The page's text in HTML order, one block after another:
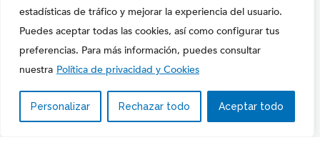
estadísticas de tráfico y mejorar la experiencia del usuario.
Puedes aceptar todas las cookies, así como configurar tus
preferencias. Para más información, puedes consultar
nuestra Política de privacidad y Cookies
Personalizar Rechazar todo Aceptar todo
math
problem
shown
in
image
to
Por favor, deja este campo vacío.
Copyright © 2020ZEULAB S.L.